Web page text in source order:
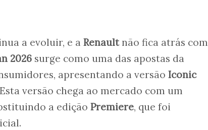
a evoluir, e a Renaultnão fica atrás com
2026 surge como uma das apostas da
apresentando a versão Iconic
versão chega ao mercado com um
a edição Premiere, que foi